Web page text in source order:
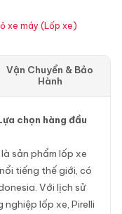
xe máy (Lốp xe)
Vận Chuyển & Bảo
Hành
chọn hàng đầu
là sản phẩm lốp xe
tiếng thế giới, có
Với lịch sử
lốp xe, Pirelli